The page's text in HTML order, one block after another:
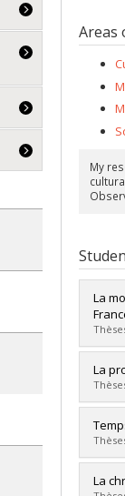
Areas
My
La
Cycle
La
Cycle
La